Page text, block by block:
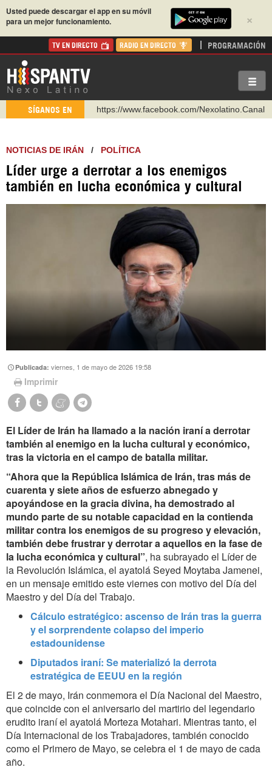
×
Usted puede descargar el app en su móvil
para un mejor funcionamiento.
TV EN DIRECTO RADIO EN DIRECTO PROGRAMACIÓN
SÍGANOS EN
https://www.facebook.com/Nexolatino.Canal
http://twitter.com/nexo_latino
https://t.me/hispantvcanal
https://urmedium.com/c/hispantv
Instagram como: hispan_tv
NOTICIAS DE IRÁN / POLÍTICA
Líder urge a derrotar a los enemigos
también en lucha económica y cultural
Publicada:viernes, 1 de mayo de 2026 19:58
Imprimir
El Líder de Irán ha llamado a la nación iraní a derrotar
también al enemigo en la lucha cultural y económico,
tras la victoria en el campo de batalla militar.
“Ahora que la República Islámica de Irán, tras más de
cuarenta y siete años de esfuerzo abnegado y
apoyándose en la gracia divina, ha demostrado al
mundo parte de su notable capacidad en la contienda
militar contra los enemigos de su progreso y elevación,
también debe frustrar y derrotar a aquellos en la fase de
la lucha económica y cultural”, ha subrayado el Líder de
la Revolución Islámica, el ayatolá Seyed Moytaba Jamenei,
en un mensaje emitido este viernes con motivo del Día del
Maestro y del Día del Trabajo.
Cálculo estratégico: ascenso de Irán tras la guerra
y el sorprendente colapso del imperio
estadounidense
Diputados iraní: Se materializó la derrota
estratégica de EEUU en la región
El 2 de mayo, Irán conmemora el Día Nacional del Maestro,
que coincide con el aniversario del martirio del legendario
erudito iraní el ayatolá Morteza Motahari. Mientras tanto, el
Día Internacional de los Trabajadores, también conocido
como el Primero de Mayo, se celebra el 1 de mayo de cada
año.